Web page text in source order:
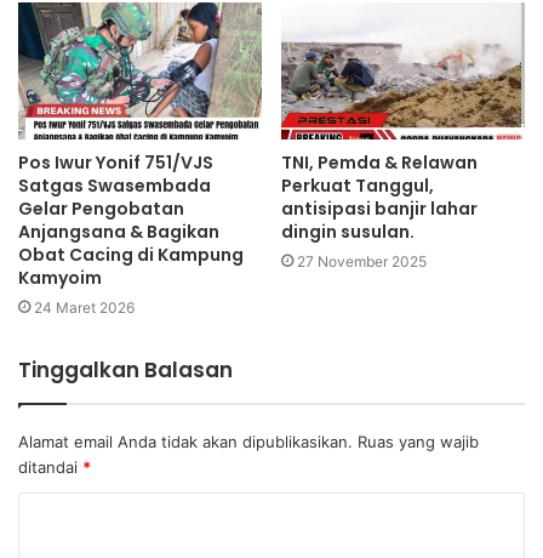
Pos Iwur Yonif 751/VJS
Satgas Swasembada
Gelar Pengobatan
Anjangsana & Bagikan
Obat Cacing di Kampung
Kamyoim
24 Maret 2026
TNI, Pemda & Relawan
Perkuat Tanggul,
antisipasi banjir lahar
dingin susulan.
27 November 2025
Tinggalkan Balasan
Alamat email Anda tidak akan dipublikasikan. Ruas yang wajib
ditandai *